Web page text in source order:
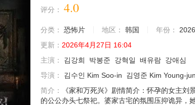
评分： 4.0
分类： 恐怖片 地区： 韩国 年份：
2026
更新： 2026年4月27日 16:04
主演：
김강희 박봉준 강혁일 배유람 강애심
导演：
김수인 Kim Soo-in 김영준 Kim Young-jun
简介：
《家和万死兴》剧情简介：怀孕的女主刘
的公公办头七祭祀。婆家古宅的氛围压抑诡异，